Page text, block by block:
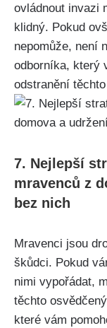
ovládnout invazi
klidný. Pokud
nepomůže, není
odborníka, který
odstranění
7. Nejlepší⁤
mravenců z
bez nich
Mravenci jsou
škůdci.​ Pokud⁣
nimi⁢ vypořádat,
těchto
které vám